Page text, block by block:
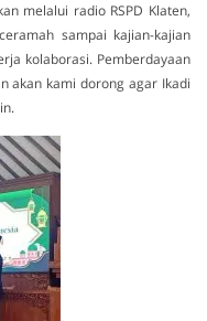
melalui radio RSPD Klaten,
sampai kajian-kajian
kolaborasi. Pemberdayaan
akan kami dorong agar Ikadi